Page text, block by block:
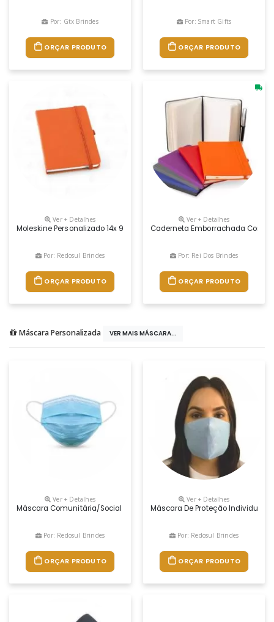
Por: Gtx Brindes
ORÇAR PRODUTO
Por: Smart Gifts
ORÇAR PRODUTO
Ver + Detalhes
Moleskine Personalizado 14x 9 Cm . Caderno Capa Dura Em Couro
Por: Redosul Brindes
ORÇAR PRODUTO
Ver + Detalhes
Caderneta Emborrachada Com
Por: Rei Dos Brindes
ORÇAR PRODUTO
Máscara Personalizada VER MAIS MÁSCARA...
Ver + Detalhes
Máscara Comunitária/social (não Cirúrgica) Ideal Para Ser Usada
Por: Redosul Brindes
ORÇAR PRODUTO
Ver + Detalhes
Máscara De Proteção Individual,
Por: Redosul Brindes
ORÇAR PRODUTO